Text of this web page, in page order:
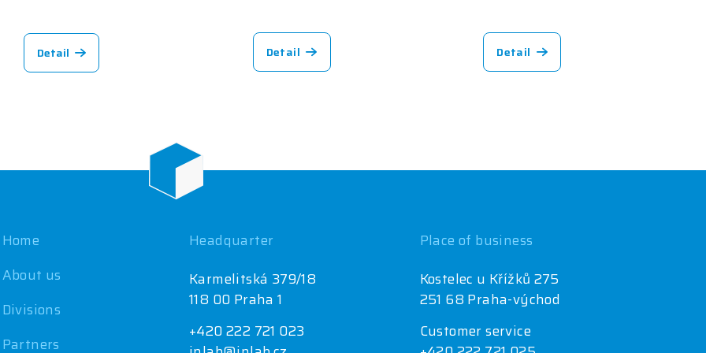
Detail Detail Detail
Home
About us
Divisions
Partners
Headquarter
Karmelitská 379/18
118 00 Praha 1
+420 222 721 023
Place of business
Kostelec u Křížků 275
251 68 Praha-východ
Customer service